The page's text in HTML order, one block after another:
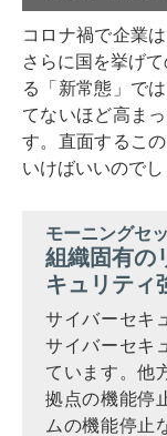
コロナ禍で企業
さらに国を挙げ
る「新常態」で
てないほど高ま
す。直面するこ
いけばいいのでし
モーニングセ
組織固有の
キュリティ
サイバーセキ
サイバーセキ
ています。他
拠点の機能停
ムの機能停止